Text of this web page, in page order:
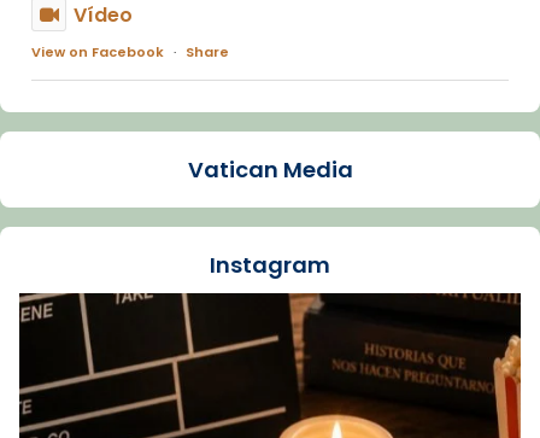
Vídeo
View on Facebook · Share
Arquebisbat de Barcelona
La Carmina va patir depressió. Fa gairebé
dos mesos, a l'Estadi Lluís Companys, la
Recupera l'entrevista comp
Vatican
tican News 👇
www.vaticannews.va/es/iglesia/news/2026-
07/carmina-historia-depresion-papa-viaje-
Vatican Media
Instagram